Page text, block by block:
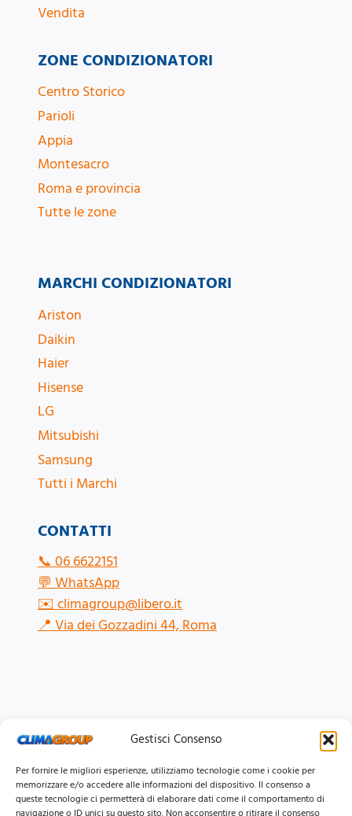
Gestisci Consenso
Per fornire le migliori esperienze, utilizziamo tecnologie come i cookie per
memorizzare e/o accedere alle informazioni del dispositivo. Il consenso a
queste tecnologie ci permetterà di elaborare dati come il comportamento di
navigazione o ID unici su questo sito. Non acconsentire o ritirare il consenso
ZONE CONDIZIONATORI
Centro Storico
Parioli
Appia
Montesacro
Roma e provincia
Tutte le zone
Vendita
CONTATTI
📞06 6622151
💬WhatsApp
✉️climagroup@libero.it
📍Via dei Gozzadini 44, Roma
MARCHI CONDIZIONATORI
Ariston
Daikin
Haier
Hisense
LG
Mitsubishi
Samsung
Tutti i Marchi